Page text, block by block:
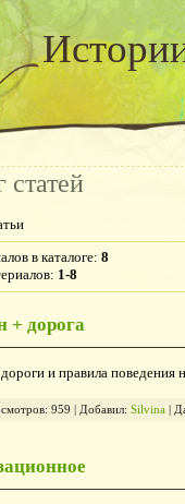
статей
в каталоге: 8
: 1-8
+ дорога
и правила поведения
959 Добавил: Silvina